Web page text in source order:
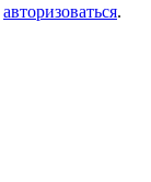
авторизоваться.